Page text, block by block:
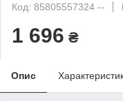
Код: 85805557324 --
1 696 ₴
Опис